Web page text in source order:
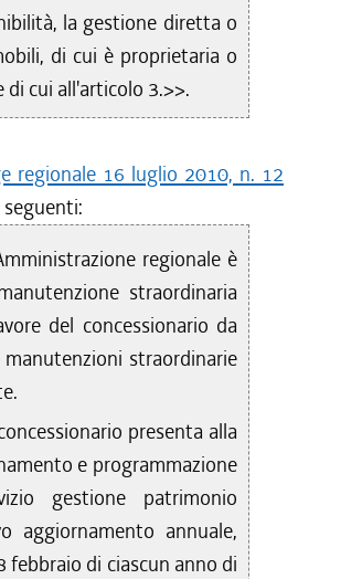
la gestione diretta o
di cui è proprietaria o
cui all'articolo 3.>>.
regionale 16 luglio 2010, n. 12
regionale è
straordinaria
del concessionario da
straordinarie
presenta alla
e programmazione
gestione patrimonio
aggiornamento annuale,
di ciascun anno di